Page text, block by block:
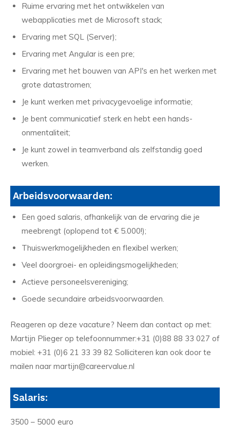
Ruime ervaring met het ontwikkelen van
webapplicaties met de Microsoft stack;
Ervaring met SQL (Server);
Ervaring met Angular is een pre;
Ervaring met het bouwen van API's en het werken met
grote datastromen;
Je kunt werken met privacygevoelige informatie;
Je bent communicatief sterk en hebt een hands-
onmentaliteit;
Je kunt zowel in teamverband als zelfstandig goed
werken.
Arbeidsvoorwaarden:
Een goed salaris, afhankelijk van de ervaring die je
meebrengt (oplopend tot € 5.000!);
Thuiswerkmogelijkheden en flexibel werken;
Veel doorgroei- en opleidingsmogelijkheden;
Actieve personeelsvereniging;
Goede secundaire arbeidsvoorwaarden.
Reageren op deze vacature? Neem dan contact op met:
Martijn Plieger op telefoonnummer:+31 (0)88 88 33 027 of
mobiel: +31 (0)6 21 33 39 82 Solliciteren kan ook door te
mailen naar martijn@careervalue.nl
Salaris:
3500 – 5000 euro